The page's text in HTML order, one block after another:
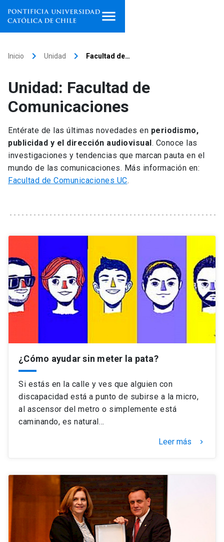
Facultades, escuelas e
institutos
Investigación
Internacionalización launch
Extensión
Información para keyboard_arrow_down
Futuros estudiantes
Estudiantes
Personal
Alumni
Padres y familia
Go to english site launch
ACCESOS DIRECTOS
Correo UC
Mi Portal UC launch
Inicio keyboard_arrow_right Unidad keyboard_arrow_right Facultad de…
Unidad: Facultad de
Comunicaciones
Entérate de las últimas novedades en periodismo,
publicidad y el dirección audiovisual. Conoce las
investigaciones y tendencias que marcan pauta en el
mundo de las comunicaciones. Más información en:
Facultad de Comunicaciones UC.
¿Cómo ayudar sin meter la pata?
Si estás en la calle y ves que alguien con
discapacidad está a punto de subirse a la micro,
al ascensor del metro o simplemente está
caminando, es natural…
Leer más keyboard_arrow_right